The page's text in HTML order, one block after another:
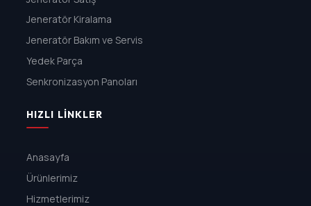
Jeneratör Kiralama
Jeneratör Bakım ve Servis
Yedek Parça
Senkronizasyon Panoları
HIZLI LINKLER
Anasayfa
Ürünlerimiz
Hizmetlerimiz